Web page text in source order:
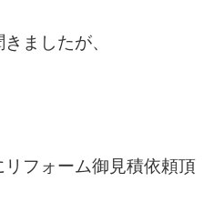
ましたが、
フォーム御見積依頼頂